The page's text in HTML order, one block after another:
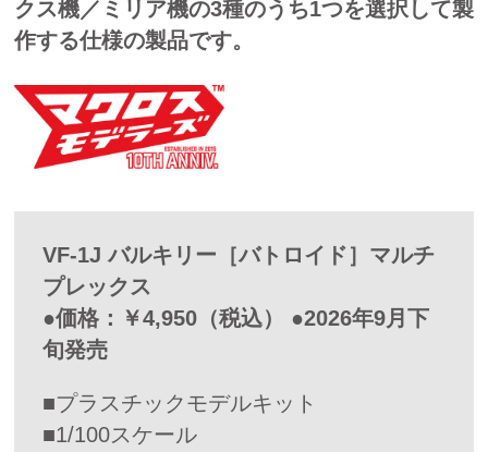
クス機／ミリア機の3種のうち1つを選択して製
作する仕様の製品です。
VF-1J バルキリー［バトロイド］マルチ
プレックス
●価格：￥4,950（税込） ●2026年9月下
旬発売
■プラスチックモデルキット
■1/100スケール